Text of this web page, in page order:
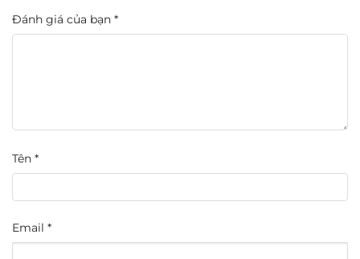
Đánh giá của bạn *
Tên *
Email *